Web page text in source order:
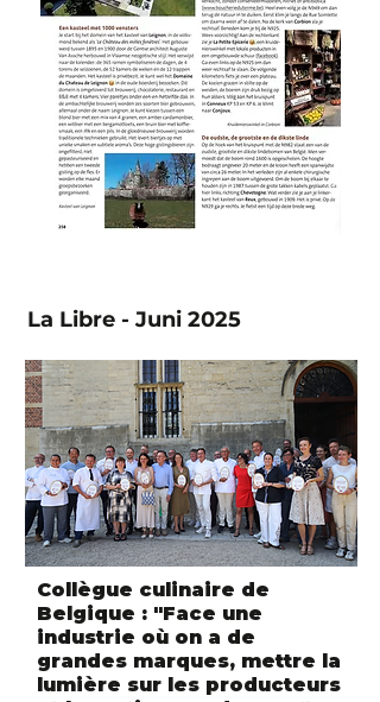
La Libre - Juni 2025
Collègue culinaire de
Belgique : "Face une
industrie où on a de
grandes marques, mettre la
lumière sur les producteurs